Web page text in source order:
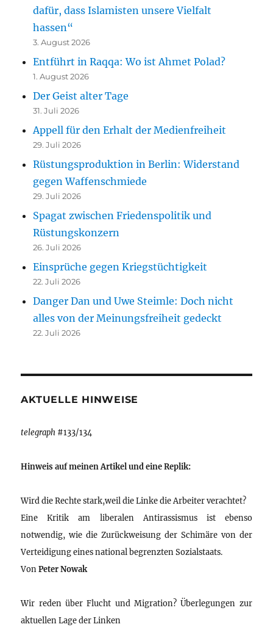
dafür, dass Islamisten unsere Vielfalt
hassen“
3. August 2026
Entführt in Raqqa: Wo ist Ahmet Polad?
1. August 2026
Der Geist alter Tage
31. Juli 2026
Appell für den Erhalt der Medienfreiheit
29. Juli 2026
Rüstungsproduktion in Berlin: Widerstand
gegen Waffenschmiede
29. Juli 2026
Spagat zwischen Friedenspolitik und
Rüstungskonzern
26. Juli 2026
Einsprüche gegen Kriegstüchtigkeit
22. Juli 2026
Danger Dan und Uwe Steimle: Doch nicht
alles von der Meinungsfreiheit gedeckt
22. Juli 2026
AKTUELLE HINWEISE
telegraph #133/134
Hinweis auf meinen Artikel und eine Replik:
Wird die Rechte stark,weil die Linke die Arbeiter verachtet?
Eine Kritik am liberalen Antirassismus ist ebenso
notwendig, wie die Zurückweisung der Schimäre von der
Verteidigung eines national begrenzten Sozialstaats.
VonPeter Nowak
Wir reden über Flucht und Migration? Überlegungen zur
aktuellen Lage der Linken